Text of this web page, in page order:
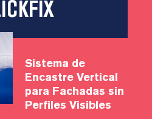
Sistema de
Encastre Vertical
para Fachadas sin
Perfiles Visibles